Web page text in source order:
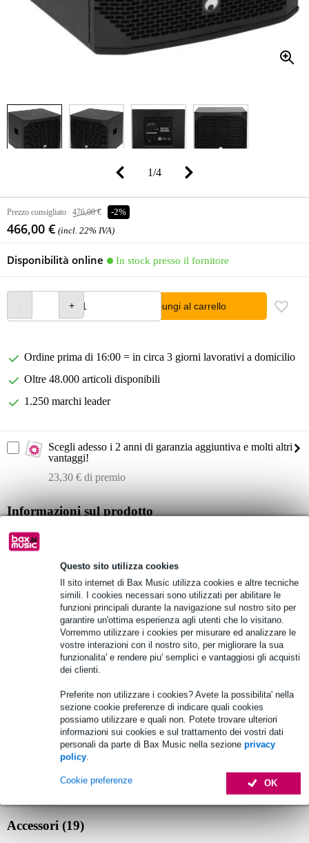
Questo sito utilizza cookies
Il sito internet di Bax Music utilizza cookies e altre tecniche
simili. I cookies necessari sono utilizzati per abilitare le
funzioni principali durante la navigazione sul nostro sito per
garantire un'ottima esperienza agli utenti che lo visitano.
Vorremmo utilizzare i cookies per misurare ed analizzare le
vostre interazioni con il nostro sito, per migliorare la sua
funzionalita' e rendere piu' semplici e vantaggiosi gli acquisti
dei clienti.
Preferite non utilizzare i cookies? Avete la possibilita' nella
sezione cookie preferenze di indicare quali cookies
possiamo utilizzare e quali non. Potete trovare ulteriori
informazioni sui cookies e sul trattamento dei vostri dati
personali da parte di Bax Music nella sezione privacy
policy.
OK
Cookie preferenze
1/4
Prezzo consigliato 476,00 € -2%
466,00 € (incl. 22% IVA)
Disponibilità online In stock presso il fornitore
Aggiungi al carrello
Ordine prima di 16:00 = in circa 3 giorni lavorativi a domicilio
Oltre 48.000 articoli disponibili
1.250 marchi leader
Scegli adesso i 2 anni di garanzia aggiuntiva e molti altri
vantaggi!
23,30 € di premio
Informazioni sul prodotto
Omnitronic AZX-115A
subwoofer attivo bass-reflex
gamma di frequenza: 40 - 250 Hz
Specifiche complete
Vedi anche (2)
Accessori (19)